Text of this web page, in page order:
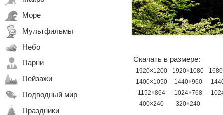
Море
Мультфильмы
Небо
Парни
Пейзажи
Подводный мир
Праздники
Скачать в размере:
1920×1200 1920×1080
1400×1050
1440×960
1152×864
1024×768
400×240
320×240